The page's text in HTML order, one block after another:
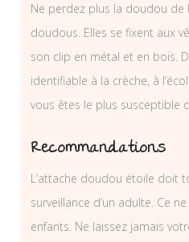
Ne perdez plus la doudou de
doudous. Elles se fixent aux
son clip en métal et en bois.
identifiable à la crèche, à
vous êtes le plus susceptible
Recommandations
L’attache doudou étoile doit
surveillance d’un adulte. Ce
enfants. Ne laissez jamais